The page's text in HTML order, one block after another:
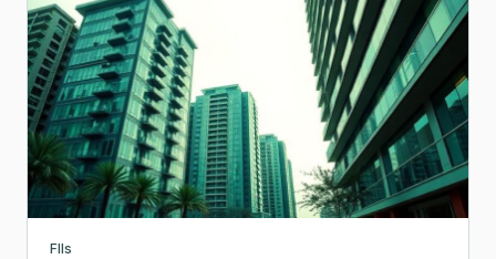
FIIs